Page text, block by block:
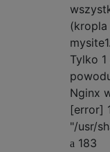
(kropla
Tylko 1
Nginx
[error]
"/usr/
183